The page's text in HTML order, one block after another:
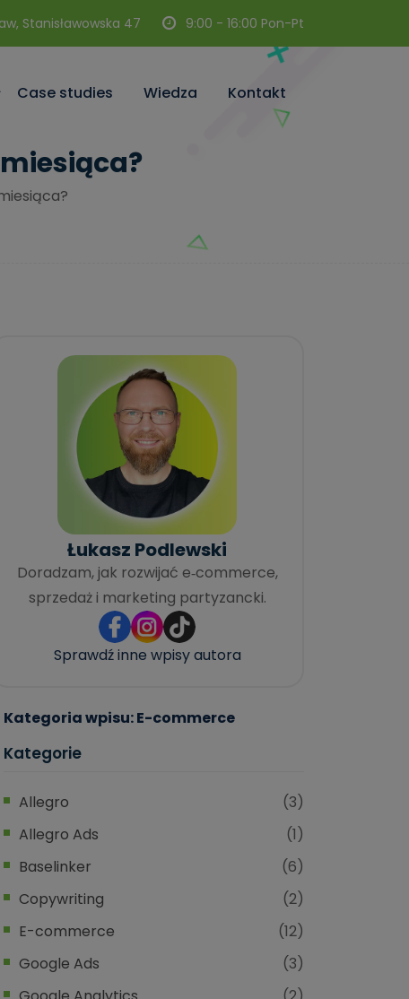
Stanisławowska 47 9:00 - 16:00 Pon-Pt
Case studies Wiedza Kontakt
Łukasz Podlewski
Doradzam, jak rozwijać e‑commerce,
sprzedaż i marketing partyzancki.
Sprawdź inne wpisy autora
Kategoria wpisu: E-commerce
Kategorie
Allegro
(3)
Allegro Ads
(1)
Baselinker
(6)
Copywriting
(2)
E-commerce
(12)
Google Ads
(3)